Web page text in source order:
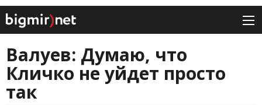
Валуев: Думаю, что
Кличко не уйдет просто
так